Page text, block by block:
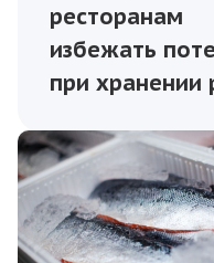
ресторанам
избежать
при